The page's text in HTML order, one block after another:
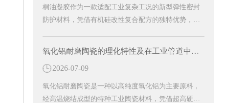
桐油凝胶作为一款适配工业复杂工况的新型弹性密封
防护材料，凭借有机硅改性复合配方的独特优势，以
氧化铝耐磨陶瓷的理化特性及在工业管道中的防护作用
2026-07-09
氧化铝耐磨陶瓷是一种以高纯度氧化铝为主要原料，
经高温烧结成型的特种工业陶瓷材料，凭借超高硬